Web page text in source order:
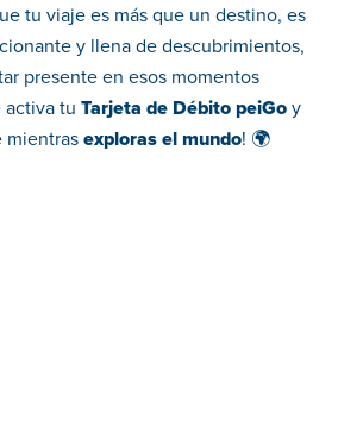
tu viaje es más que un destino, es
y llena de descubrimientos,
presente en esos momentos
activa tu Tarjeta de Débito peiGo y
mientras exploras el mundo! 🌍